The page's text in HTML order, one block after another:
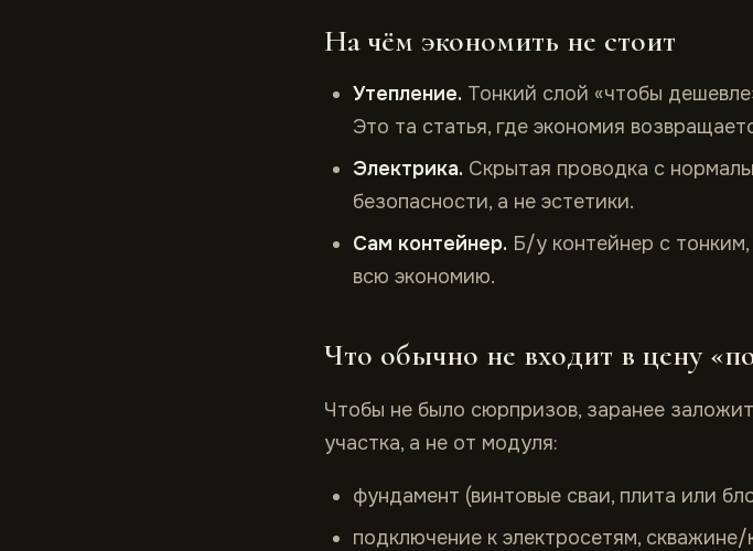
На чём экономить не стоит
Утепление. Тонкий слой «чтобы
Это та статья, где экономия
Электрика. Скрытая проводка с
безопасности, а не эстетики.
Сам контейнер. Б/у контейнер с
всю экономию.
Что обычно не входит в цену
Чтобы не было сюрпризов, заранее
участка, а не от модуля:
фундамент (винтовые сваи, плита или
подключение к электросетям,